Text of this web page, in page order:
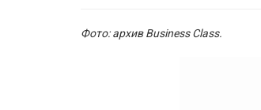
Фото: архив Business Class.